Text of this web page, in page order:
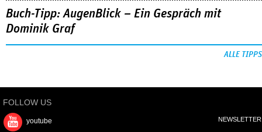
Buch-Tipp: AugenBlick – Ein Gespräch mit
Dominik Graf
ALLE TIPPS
FOLLOW US
youtube NEWSLETTER